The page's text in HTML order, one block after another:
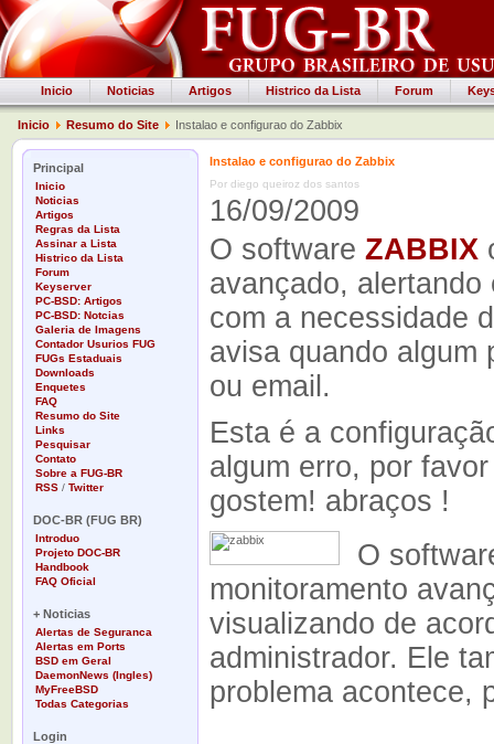
Inicio Noticias Artigos Histrico da Lista Forum
Inicio Resumo do Site Instalao e configurao do Zabbix
Principal
Inicio
Noticias
Artigos
Regras da Lista
Assinar a Lista
Histrico da Lista
Forum
Keyserver
PC-BSD: Artigos
PC-BSD: Notcias
Galeria de Imagens
Contador Usurios FUG
FUGs Estaduais
Downloads
Enquetes
FAQ
Resumo do Site
Links
Pesquisar
Contato
Sobre a FUG-BR
RSS / Twitter
DOC-BR (FUG BR)
Introduo
Projeto DOC-BR
Handbook
FAQ Oficial
+ Noticias
Alertas de Seguranca
Alertas em Ports
BSD em Geral
DaemonNews (Ingles)
MyFreeBSD
Todas Categorias
Login
Instalao e configurao do Zabbix
Por diego queiroz dos santos
16/09/2009
O software ZABBIX
avançado,
com a necessidade
avisa quando algum
ou email.
Esta é a
algum erro, por
gostem! abraços !
O
monitoramento
visualizando de
administrador. Ele
problema acontece,